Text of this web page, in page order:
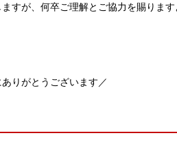
すが、何卒ご理解とご協力を賜ります
りがとうございます／